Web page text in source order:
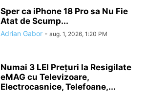
Sper ca iPhone 18 Pro sa Nu Fie
Atat de Scump...
Adrian Gabor - aug. 1, 2026, 1:20 PM
Numai 3 LEI Prețuri la Resigilate
eMAG cu Televizoare,
Electrocasnice, Telefoane,...